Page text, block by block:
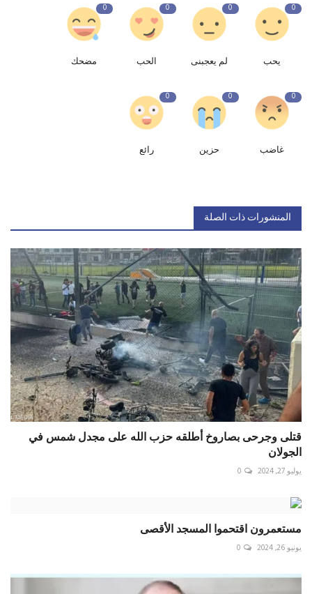
0
يحب
0
لم يعجبنى
0
الحب
0
مضحك
0
غاضب
0
حزين
0
رائع
المنشورات ذات الصلة
قتلى وجرحى بصاروخ أطلقه حزب الله على مجدل شمس في
الجولان
يوليو 27, 2024 0
مستعمرون اقتحموا المسجد الأقصى
يونيو 26, 2024 0